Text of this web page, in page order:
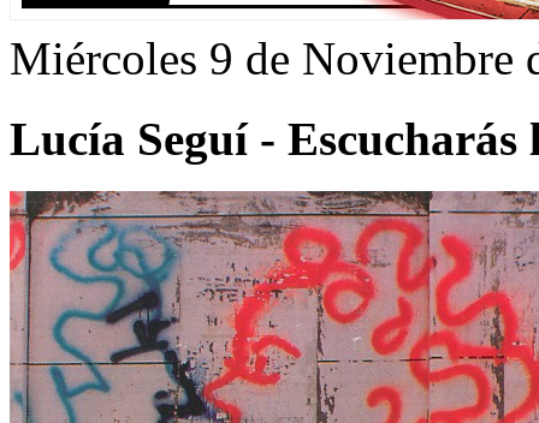
Miércoles 9 de Noviembre
Lucía Seguí - Escucharás